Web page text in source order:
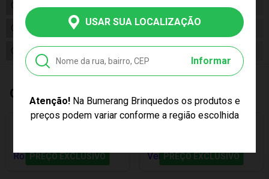
USAR SUA LOCALIZAÇÃO
Informar
Atenção!Na Bumerang Brinquedos os produtos e
preços podem variar conforme a região escolhida
Composição Plástico
Conteúdo da Embalagem 01 Maleta de Ferramentas
Cor Produto
Quem Comprou, Também Levou
PREÇO EXCLUSIVO PREÇO EXCLUSIVO